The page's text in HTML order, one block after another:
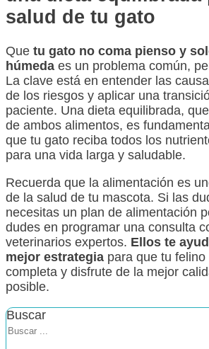
salud de tu gato
Que tu gato no coma pienso y
húmeda es un problema común,
La clave está en entender las
de los riesgos y aplicar una
paciente. Una dieta equilibrada,
de ambos alimentos, es
que tu gato reciba todos los
para una vida larga y saludable.
Recuerda que la alimentación es
de la salud de tu mascota. Si las
necesitas un plan de alimentación
dudes en programar una consulta
veterinarios expertos. Ellos te
mejor estrategia para que tu
completa y disfrute de la mejor
posible.
Buscar